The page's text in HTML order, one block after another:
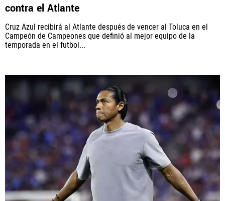
contra el Atlante
Cruz Azul recibirá al Atlante después de vencer al Toluca en el
Campeón de Campeones que definió al mejor equipo de la
temporada en el futbol...